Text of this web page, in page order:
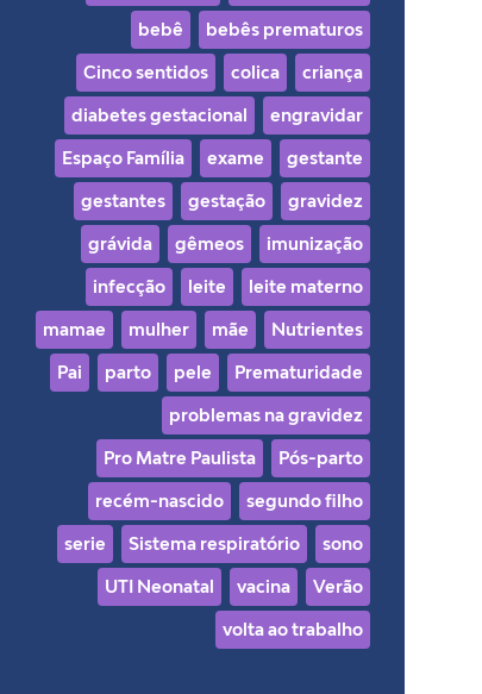
bebê bebês prematuros
Cinco sentidos colica criança
diabetes gestacional engravidar
Espaço Família exame gestante
gestantes gestação gravidez
grávida gêmeos imunização
infecção leite leite materno
mamae mulher mãe Nutrientes
Pai parto pele Prematuridade
problemas na gravidez
Pro Matre Paulista Pós-parto
recém-nascido segundo filho
serie Sistema respiratório sono
UTI Neonatal vacina Verão
volta ao trabalho